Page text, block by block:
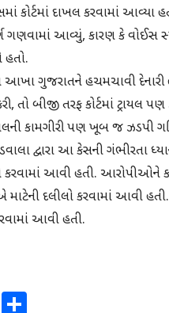
કોર્ટમાં દાખલ કરવામાં આવ્યા
આવ્યું, કારણ કે વોઈસ
હતો.
આખા ગુજરાતને હચમચાવી
તો બીજી તરફ કોર્ટમાં ટ્રાયલ
કામગીરી પણ ખૂબ જ ઝડપી
દ્વારા આ કેસની
કરવામાં આવી હતી.
દલીલો કરવામાં આવી
આવી હતી.
Email